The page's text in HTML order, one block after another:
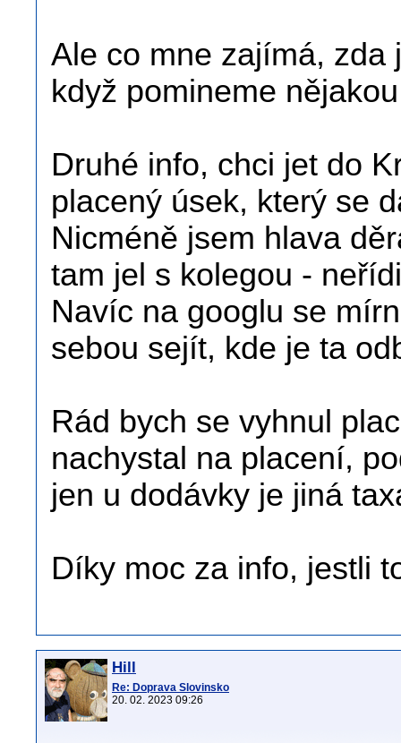
Ale co mne zajímá, zda
když pomineme
Druhé info, chci jet do
placený úsek, který se
Nicméně jsem hlava
tam jel s kolegou -
Navíc na googlu se
sebou sejít, kde je ta
Rád bych se vyhnul
nachystal na placení,
jen u dodávky je jiná
Díky moc za info, jestli
Hill
Re: Doprava Slovinsko
20. 02. 2023 09:26